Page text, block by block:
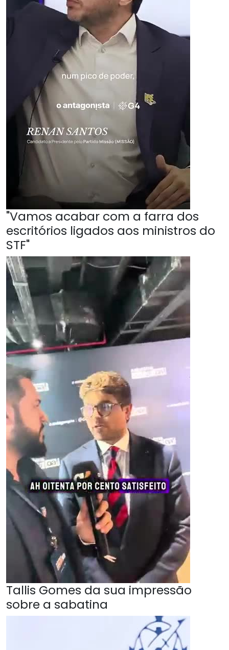
"Vamos acabar com a farra dos
escritórios ligados aos ministros do
STF"
Tallis Gomes da sua impressão
sobre a sabatina